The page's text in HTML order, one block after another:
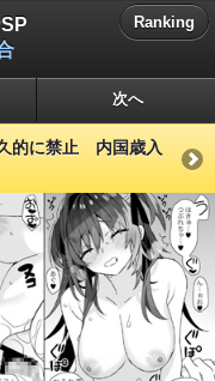
Ranking
次へ
的に禁止 内国歳入